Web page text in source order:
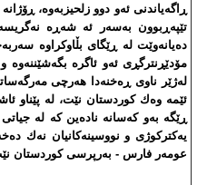
ڕاگه‌یاندنی ئه‌و دوو زلحیزبه‌وه‌،
تێپه‌ڕبوون به‌سه‌ر ئه‌ شه‌ڕه‌
ده‌یانه‌وێت له‌ ڕێگای بڵاوكراوه‌
مۆدێڕنترگڕی ئه‌و ئاگره‌
له‌ژێر ناوی ڕه‌خنه‌دا هه‌رچی
ئێمه‌ وه‌ك كوردستان نێت، له‌ پێناو
ڕێگه‌ به‌و كه‌سانه‌ ناده‌ین كه‌ له‌
یه‌كتركوژی و نووسینه‌كانیان نه‌ك
عومه‌ر فارس - به‌رپرسی كوردستان نێت. 16-5-